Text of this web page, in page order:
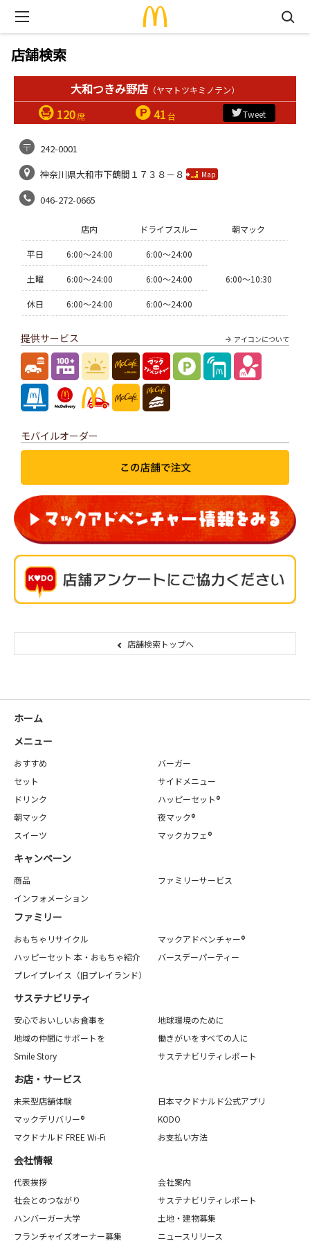
店舗検索
大和つきみ野店 （ヤマトツキミノテン）
120 席 41台 Tweet
242-0001
神奈川県大和市下鶴間１７３８－８
Map
046-272-0665
店内 ドライブスルー 朝マック
平日 6:00〜24:00 6:00〜24:00
6:00〜10:30
土曜 6:00〜24:00 6:00〜24:00
休日 6:00〜24:00 6:00〜24:00
アイコンについて
提供サービス
モバイルオーダー
店舗検索トップへ
ホーム
メニュー
おすすめ
バーガー
セット
サイドメニュー
ドリンク
ハッピーセット®
朝マック
夜マック®
スイーツ
マックカフェ®
キャンペーン
商品
ファミリーサービス
インフォメーション
ファミリー
おもちゃリサイクル
マックアドベンチャー®
ハッピーセット 本・おもちゃ紹介
バースデーパーティー
プレイプレイス（旧プレイランド）
サステナビリティ
安心でおいしいお食事を
地球環境のために
地域の仲間にサポートを
働きがいをすべての人に
Smile Story
サステナビリティレポート
お店・サービス
未来型店舗体験
日本マクドナルド公式アプリ
マックデリバリー®
KODO
マクドナルド FREE Wi-Fi
お支払い方法
会社情報
代表挨拶
会社案内
社会とのつながり
サステナビリティレポート
ハンバーガー大学
土地・建物募集
フランチャイズオーナー募集
ニュースリリース